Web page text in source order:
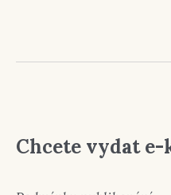
Chcete vydat